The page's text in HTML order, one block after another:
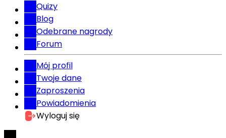
Quizy
Blog
Odebrane nagrody
Forum
Mój profil
Twoje dane
Zaproszenia
Powiadomienia
Wyloguj się